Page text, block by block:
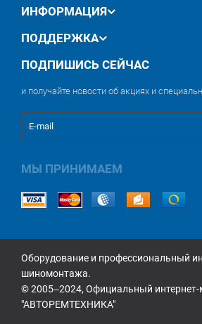
ИНФОРМАЦИЯ
ПОДДЕРЖКА
ПОДПИШИСЬ СЕЙЧАС
и получайте новости об акциях и
МЫ ПРИНИМАЕМ
Оборудование и профессиональный
шиномонтажа.
© 2005‒2024, Официальный интернет-
"АВТОРЕМТЕХНИКА"